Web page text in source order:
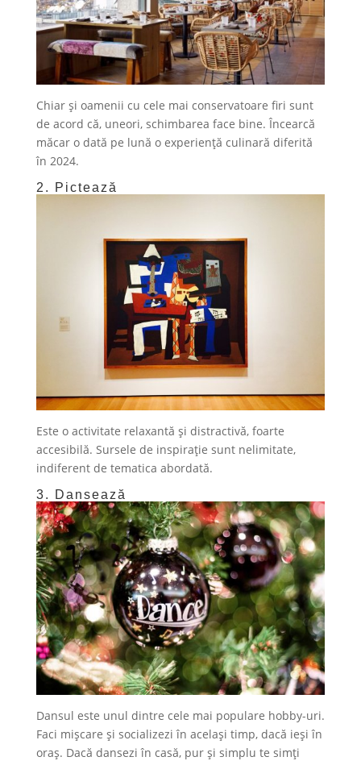
Chiar și oamenii cu cele mai conservatoare firi sunt
de acord că, uneori, schimbarea face bine. Încearcă
măcar o dată pe lună o experiență culinară diferită
în 2024.
2. Pictează
Este o activitate relaxantă și distractivă, foarte
accesibilă. Sursele de inspirație sunt nelimitate,
indiferent de tematica abordată.
3. Dansează
Dansul este unul dintre cele mai populare hobby-uri.
Faci mișcare și socializezi în același timp, dacă ieși în
oraș. Dacă dansezi în casă, pur și simplu te simți